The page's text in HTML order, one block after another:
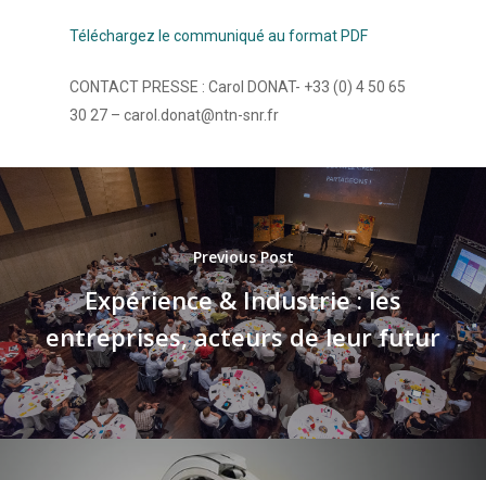
Téléchargez le communiqué au format PDF
CONTACT PRESSE : Carol DONAT- +33 (0) 4 50 65
30 27 – carol.donat@ntn-snr.fr
Previous Post
Expérience & Industrie : les
entreprises, acteurs de leur futur